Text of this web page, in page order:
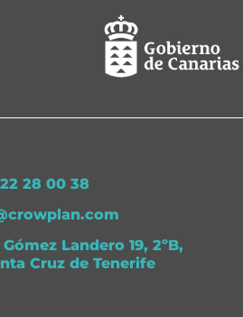
28 00 38
Landero 19, 2ºB,
Cruz de Tenerife